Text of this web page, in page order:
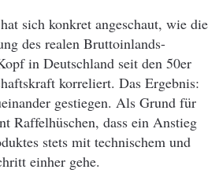
sich konkret angeschaut, wie die
des realen Bruttoinlands-
in Deutschland seit den 50er
korreliert. Das Ergebnis:
gestiegen. Als Grund für
Raffelhüschen, dass ein Anstieg
stets mit technischem und
einher gehe.